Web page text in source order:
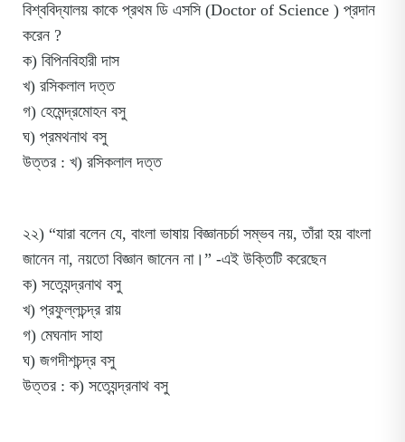
বিশ্ববিদ্যালয় কাকে প্রথম ডি এসসি (Doctor of Science ) প্রদান
করেন ?
ক) বিপিনবিহারী দাস
খ) রসিকলাল দত্ত
গ) হেমেন্দ্রমোহন বসু
ঘ) প্রমথনাথ বসু
উত্তর : খ) রসিকলাল দত্ত
২২) “যারা বলেন যে, বাংলা ভাষায় বিজ্ঞানচর্চা সম্ভব নয়, তাঁরা হয় বাংলা
জানেন না, নয়তো বিজ্ঞান জানেন না।” -এই উক্তিটি করেছেন
ক) সত্যেন্দ্রনাথ বসু
খ) প্রফুল্লচন্দ্র রায়
গ) মেঘনাদ সাহা
ঘ) জগদীশচন্দ্র বসু
উত্তর : ক) সত্যেন্দ্রনাথ বসু